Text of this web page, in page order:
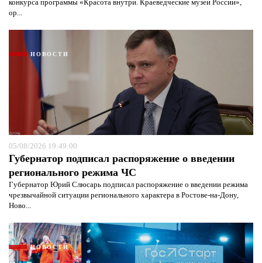
конкурса программы «Красота внутри. Краеведческие музеи России»,
ор...
НОВОСТИ
05/08/2026 19:49:00
Губернатор подписал распоряжение о введении
регионального режима ЧС
Губернатор Юрий Слюсарь подписал распоряжение о введении режима
чрезвычайной ситуации регионального характера в Ростове-на-Дону,
Ново...
НОВОСТИ